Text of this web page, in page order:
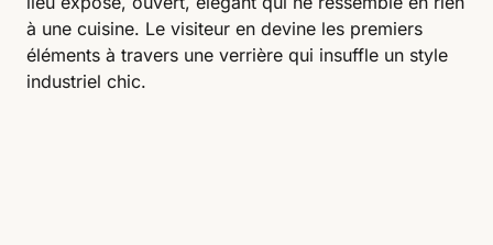
à une cuisine. Le visiteur en devine les premiers
éléments à travers une verrière qui insuffle un style
industriel chic.